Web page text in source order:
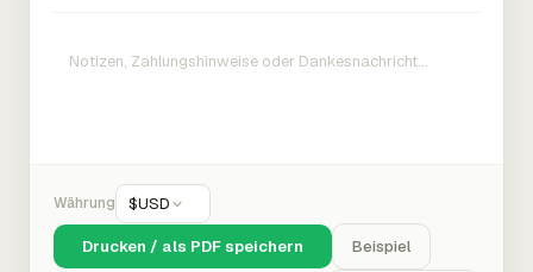
Währung $USD
Drucken / als PDF speichern Beispiel